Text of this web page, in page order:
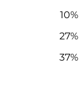
10%
27%
37%